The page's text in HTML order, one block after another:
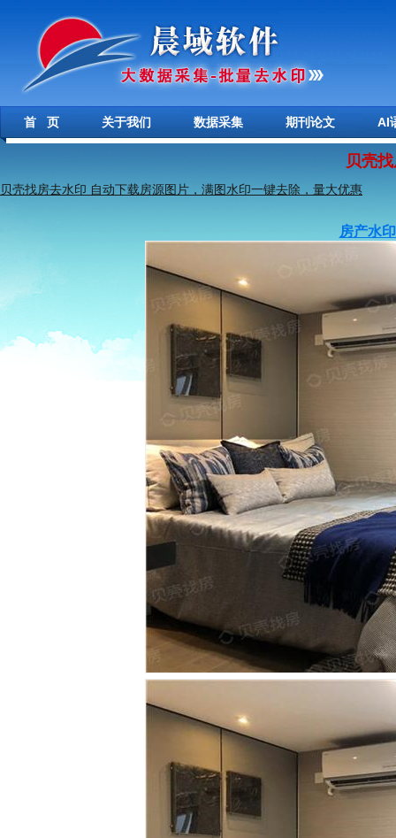
首 页 关于我们 数据采集 期刊论文 AI
贝壳
贝壳找房去水印 自动下载房源图片，满图水印一键去除，量大优惠
房产水